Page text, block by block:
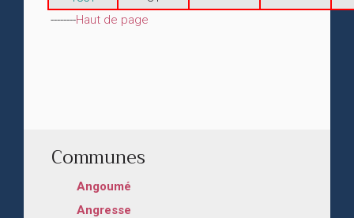
Communes
Angoumé
Angresse
--------Haut de page